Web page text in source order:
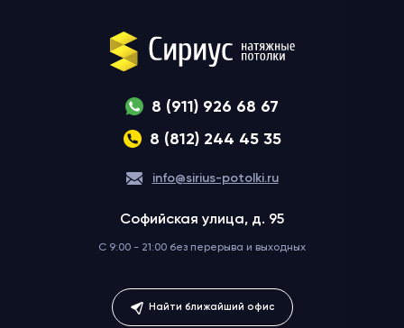
8 (911) 926 68 67
8 (812) 244 45 35
info@sirius-potolki.ru
Софийская улица, д. 95
C 9:00 - 21:00 без перерыва и выходных
Найти ближайший офис